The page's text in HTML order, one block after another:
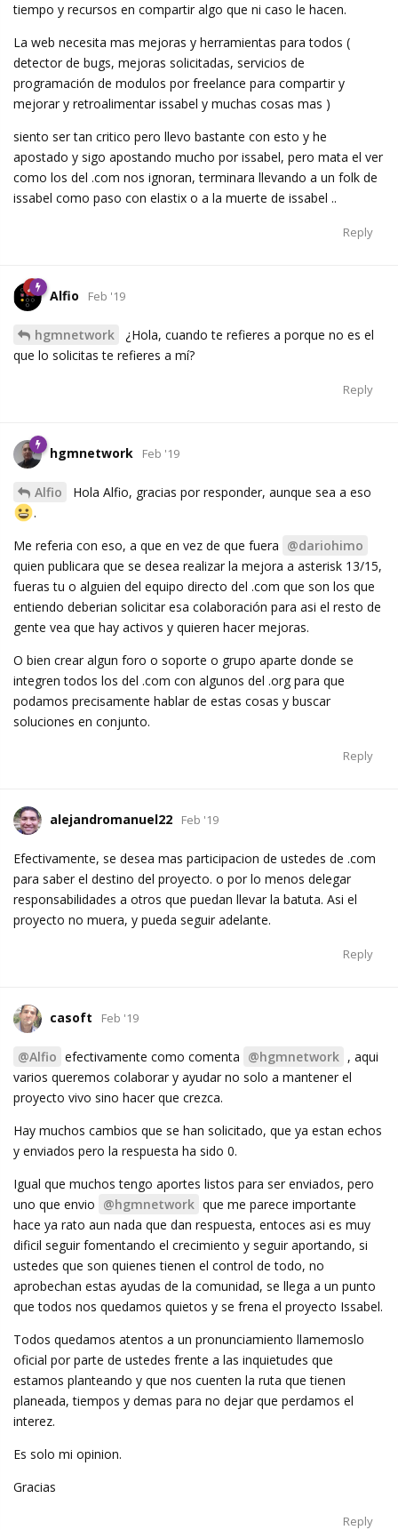
tiempo y recursos en compartir algo que ni caso le hacen.
La web necesita mas mejoras y herramientas para todos (
detector de bugs, mejoras solicitadas, servicios de
programación de modulos por freelance para compartir y
mejorar y retroalimentar issabel y muchas cosas mas )
siento ser tan critico pero llevo bastante con esto y he
apostado y sigo apostando mucho por issabel, pero mata el ver
como los del .com nos ignoran, terminara llevando a un folk de
issabel como paso con elastix o a la muerte de issabel ..
Reply
Alfio Feb '19
hgmnetwork
¿Hola, cuando te refieres a porque no es el
que lo solicitas te refieres a mí?
Reply
hgmnetwork Feb '19
Alfio
Hola Alfio, gracias por responder, aunque sea a eso
.
Me referia con eso, a que en vez de que fuera @dariohimo
quien publicara que se desea realizar la mejora a asterisk 13/15,
fueras tu o alguien del equipo directo del .com que son los que
entiendo deberian solicitar esa colaboración para asi el resto de
gente vea que hay activos y quieren hacer mejoras.
O bien crear algun foro o soporte o grupo aparte donde se
integren todos los del .com con algunos del .org para que
podamos precisamente hablar de estas cosas y buscar
soluciones en conjunto.
Reply
alejandromanuel22 Feb '19
Efectivamente, se desea mas participacion de ustedes de .com
para saber el destino del proyecto. o por lo menos delegar
responsabilidades a otros que puedan llevar la batuta. Asi el
proyecto no muera, y pueda seguir adelante.
Reply
casoft Feb '19
@Alfio efectivamente como comenta @hgmnetwork , aqui
varios queremos colaborar y ayudar no solo a mantener el
proyecto vivo sino hacer que crezca.
Hay muchos cambios que se han solicitado, que ya estan echos
y enviados pero la respuesta ha sido 0.
Igual que muchos tengo aportes listos para ser enviados, pero
uno que envio @hgmnetwork que me parece importante
hace ya rato aun nada que dan respuesta, entoces asi es muy
dificil seguir fomentando el crecimiento y seguir aportando, si
ustedes que son quienes tienen el control de todo, no
aprobechan estas ayudas de la comunidad, se llega a un punto
que todos nos quedamos quietos y se frena el proyecto Issabel.
Todos quedamos atentos a un pronunciamiento llamemoslo
oficial por parte de ustedes frente a las inquietudes que
estamos planteando y que nos cuenten la ruta que tienen
planeada, tiempos y demas para no dejar que perdamos el
interez.
Es solo mi opinion.
Gracias
Reply